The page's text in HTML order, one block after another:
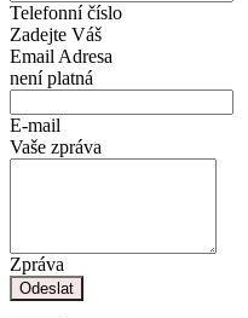
Telefonní číslo
Zadejte Váš
Email Adresa
není platná
E-mail
Vaše zpráva
Zpráva